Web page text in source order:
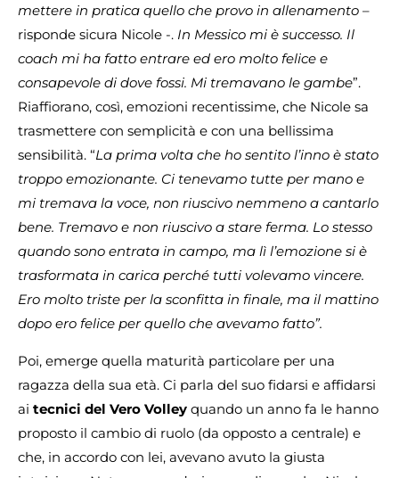
mettere in pratica quello che provo in allenamento –
risponde sicura Nicole -. In Messico mi è successo. Il
coach mi ha fatto entrare ed ero molto felice e
consapevole di dove fossi. Mi tremavano le gambe”.
Riaffiorano, così, emozioni recentissime, che Nicole sa
trasmettere con semplicità e con una bellissima
sensibilità. “La prima volta che ho sentito l’inno è stato
troppo emozionante. Ci tenevamo tutte per mano e
mi tremava la voce, non riuscivo nemmeno a cantarlo
bene. Tremavo e non riuscivo a stare ferma. Lo stesso
quando sono entrata in campo, ma lì l’emozione si è
trasformata in carica perché tutti volevamo vincere.
Ero molto triste per la sconfitta in finale, ma il mattino
dopo ero felice per quello che avevamo fatto”.
Poi, emerge quella maturità particolare per una
ragazza della sua età. Ci parla del suo fidarsi e affidarsi
ai tecnici del Vero Volley quando un anno fa le hanno
proposto il cambio di ruolo (da opposto a centrale) e
che, in accordo con lei, avevano avuto la giusta